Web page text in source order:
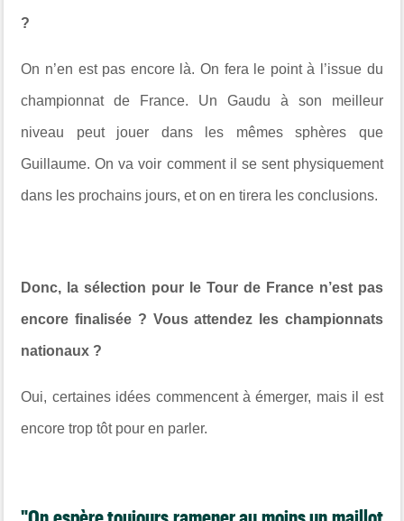
?
On n’en est pas encore là. On fera le point à l’issue du
championnat de France. Un Gaudu à son meilleur
niveau peut jouer dans les mêmes sphères que
Guillaume. On va voir comment il se sent physiquement
dans les prochains jours, et on en tirera les conclusions.
Donc, la sélection pour le Tour de France n’est pas
encore finalisée ? Vous attendez les championnats
nationaux ?
Oui, certaines idées commencent à émerger, mais il est
encore trop tôt pour en parler.
"On espère toujours ramener au moins un maillot